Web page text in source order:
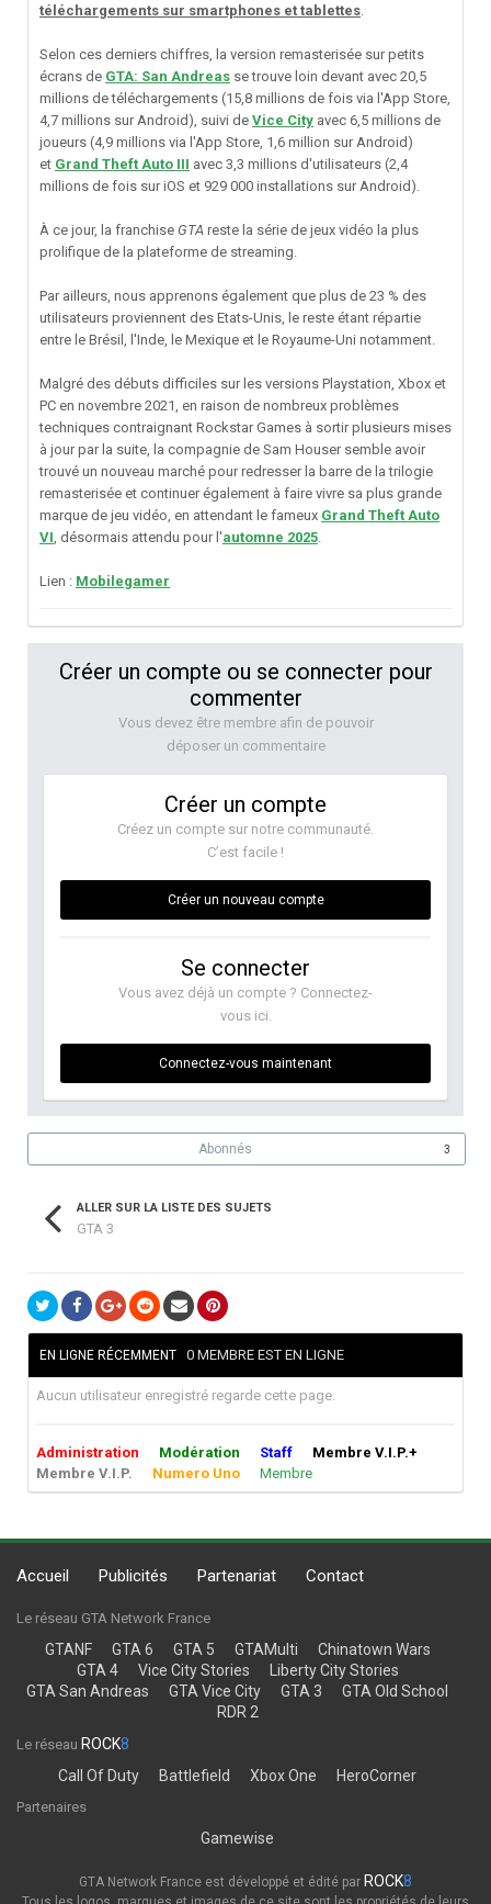
téléchargements sur smartphones et tablettes
Selon ces derniers chiffres, la version remasterisée sur petits
écrans de GTA: San Andreas se trouve loin devant avec 20,5
millions de téléchargements (15,8 millions de fois via l'App Store,
4,7 millions sur Android), suivi de Vice City avec 6,5 millions de
joueurs (4,9 millions via l'App Store, 1,6 million sur Android)
et Grand Theft Auto III avec 3,3 millions d'utilisateurs (2,4
millions de fois sur iOS et 929 000 installations sur Android).
À ce jour, la franchise GTA reste la série de jeux vidéo la plus
prolifique de la plateforme de streaming.
Par ailleurs, nous apprenons également que plus de 23 % des
utilisateurs proviennent des Etats-Unis, le reste étant répartie
entre le Brésil, l'Inde, le Mexique et le Royaume-Uni notamment.
Malgré des débuts difficiles sur les versions Playstation, Xbox et
PC en novembre 2021, en raison de nombreux problèmes
techniques contraignant Rockstar Games à sortir plusieurs mises
à jour par la suite, la compagnie de Sam Houser semble avoir
trouvé un nouveau marché pour redresser la barre de la trilogie
remasterisée et continuer également à faire vivre sa plus grande
marque de jeu vidéo, en attendant le fameux Grand Theft Auto
VI , désormais attendu pour l'automne 2025
Lien : Mobilegamer
Créer un compte ou se connecter pour
commenter
Vous devez être membre afin de pouvoir
déposer un commentaire
Créer un compte
Créez un compte sur notre communauté.
C’est facile !
Créer un nouveau compte
Se connecter
Vous avez déjà un compte ? Connectez-
vous ici.
Connectez-vous maintenant
Abonnés 3
ALLER SUR LA LISTE DES SUJETS
GTA 3
EN LIGNE RÉCEMMENT 0 MEMBRE EST EN LIGNE
Aucun utilisateur enregistré regarde cette page.
Administration Modération Staff
Membre V.I.P.+
Membre V.I.P.
Numero Uno Membre
Accueil Publicités Partenariat Contact
Le réseau GTA Network France
GTANF GTA 6 GTA 5 GTAMulti
Chinatown Wars
GTA 4
Vice City Stories
Liberty City Stories
GTA San Andreas
GTA Vice City GTA 3
GTA Old School
RDR 2
Le réseau ROCK8
Call Of Duty
Battlefield Xbox One HeroCorner
Partenaires
Gamewise
GTA Network France est développé et édité par ROCK8